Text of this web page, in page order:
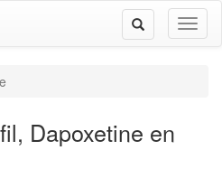
Toggle
navigation
Dapoxetine en